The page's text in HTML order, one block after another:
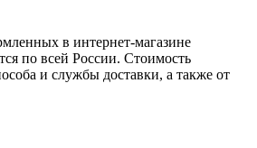
в интернет-магазине
по всей России. Стоимость
и службы доставки, а также от